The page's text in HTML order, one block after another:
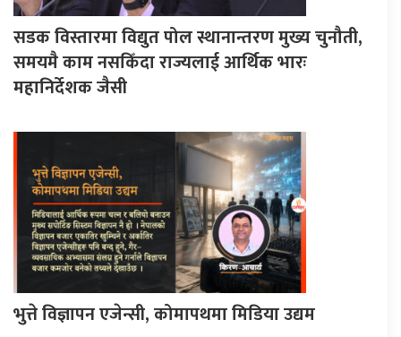
सडक विस्तारमा विद्युत पोल स्थानान्तरण मुख्य चुनौती,
समयमै काम नसकिँदा राज्यलाई आर्थिक भारः
महानिर्देशक जैसी
भुत्ते विज्ञापन एजेन्सी, कोमापथमा मिडिया उद्यम